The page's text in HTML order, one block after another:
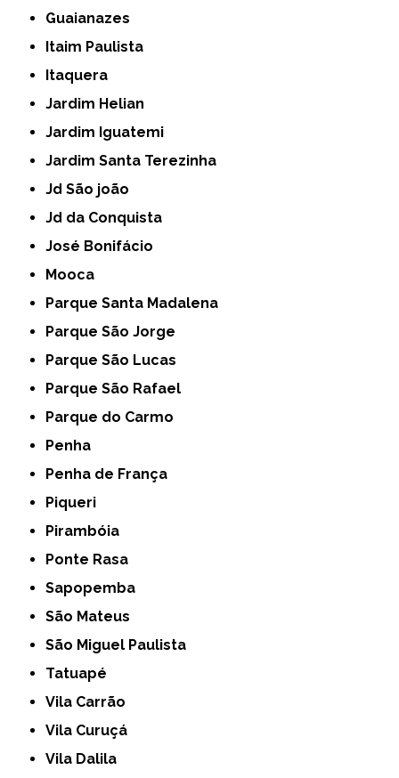
Guaianazes
Itaim Paulista
Itaquera
Jardim Helian
Jardim Iguatemi
Jardim Santa Terezinha
Jd São joão
Jd da Conquista
José Bonifácio
Mooca
Parque Santa Madalena
Parque São Jorge
Parque São Lucas
Parque São Rafael
Parque do Carmo
Penha
Penha de França
Piqueri
Pirambóia
Ponte Rasa
Sapopemba
São Mateus
São Miguel Paulista
Tatuapé
Vila Carrão
Vila Curuçá
Vila Dalila